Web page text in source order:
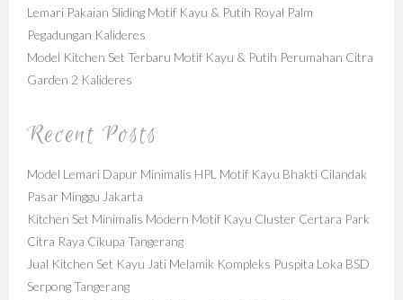
Lemari Pakaian Sliding Motif Kayu & Putih Royal Palm
Pegadungan Kalideres
Model Kitchen Set Terbaru Motif Kayu & Putih Perumahan Citra
Garden 2 Kalideres
Recent Posts
Model Lemari Dapur Minimalis HPL Motif Kayu Bhakti Cilandak
Pasar Minggu Jakarta
Kitchen Set Minimalis Modern Motif Kayu Cluster Certara Park
Citra Raya Cikupa Tangerang
Jual Kitchen Set Kayu Jati Melamik Kompleks Puspita Loka BSD
Serpong Tangerang